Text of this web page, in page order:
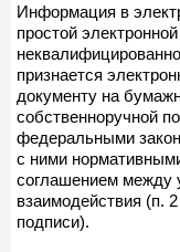
Информация в
простой
признается
документу на
собственноручной
федеральными
с ними
соглашением между
взаимодействия (п.
подписи).